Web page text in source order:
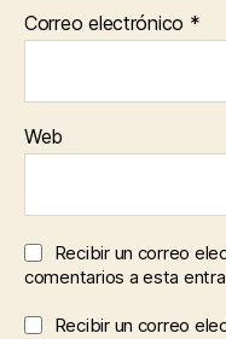
Correo electrónico *
Web
Recibir un correo
comentarios a esta
Recibir un correo